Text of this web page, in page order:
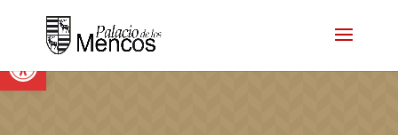
Abrir barra de herramientas